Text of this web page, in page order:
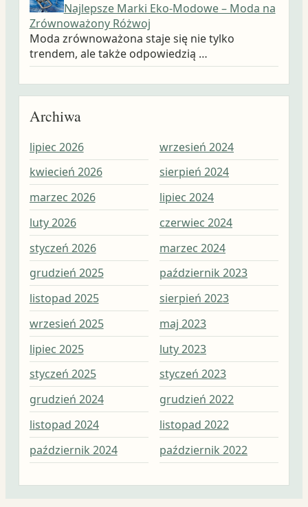
Najlepsze Marki Eko-Modowe – Moda na
Zrównoważony Różwoj
Moda zrównoważona staje się nie tylko
trendem, ale także odpowiedzią …
Archiwa
lipiec 2026
kwiecień 2026
marzec 2026
luty 2026
styczeń 2026
grudzień 2025
listopad 2025
wrzesień 2025
lipiec 2025
styczeń 2025
grudzień 2024
listopad 2024
październik 2024
wrzesień 2024
sierpień 2024
lipiec 2024
czerwiec 2024
marzec 2024
październik 2023
sierpień 2023
maj 2023
luty 2023
styczeń 2023
grudzień 2022
listopad 2022
październik 2022